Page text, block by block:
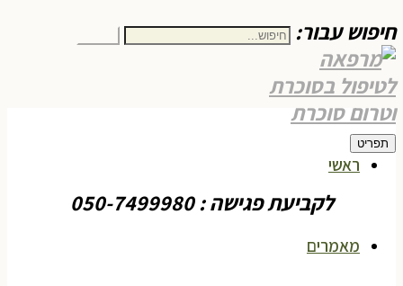
חיפוש עבור:
תפריט
לקביעת פגישה : 050-7499980
ראשי
מאמרים